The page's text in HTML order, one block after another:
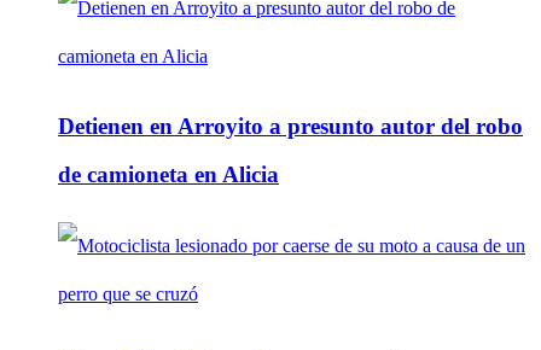
Detienen en Arroyito a presunto autor del robo
de camioneta en Alicia